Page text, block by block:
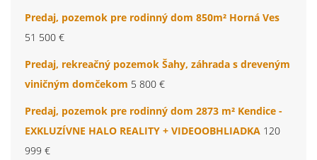
Predaj, pozemok pre rodinný dom 850m² Horná Ves
51 500 €
Predaj, rekreačný pozemok Šahy, záhrada s dreveným
viničným domčekom 5 800 €
Predaj, pozemok pre rodinný dom 2873 m² Kendice -
EXKLUZÍVNE HALO REALITY + VIDEOOBHLIADKA 120
999 €